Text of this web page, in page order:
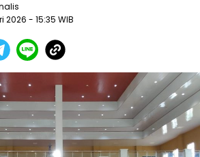
2026 - 15:35 WIB